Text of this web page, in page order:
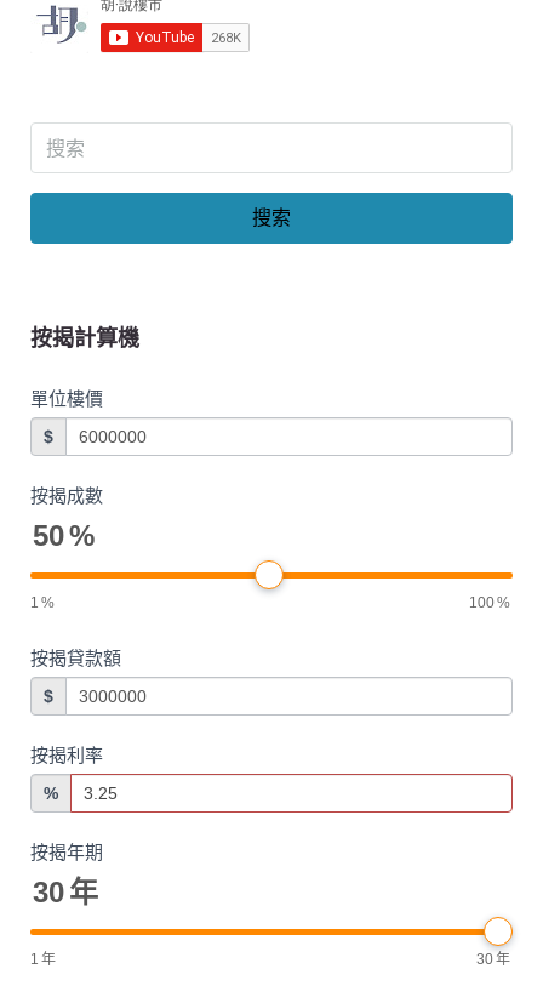
搜索
按揭計算機
單位樓價
$
按揭成數
50%
1 % 100%
按揭貸款額
$
按揭利率
%
按揭年期
30年
1 年 30年